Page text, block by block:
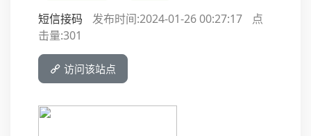
短信接码
发布时间:2024-01-26 00:27:17
点
击量:301
访问该站点